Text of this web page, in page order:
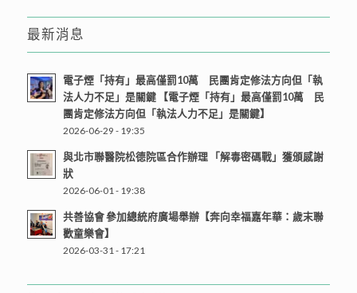
最新消息
電子煙「持有」最高僅罰10萬 民團肯定修法方向但「執
法人力不足」是關鍵 【電子煙「持有」最高僅罰10萬 民
團肯定修法方向但「執法人力不足」是關鍵】
2026-06-29 - 19:35
與北市聯醫院松德院區合作辦理 「解毒密碼戰」獲頒感謝
狀
2026-06-01 - 19:38
共善協會 參加總統府廣場舉辦【奔向幸福嘉年華：歲末聯
歡童樂會】
2026-03-31 - 17:21